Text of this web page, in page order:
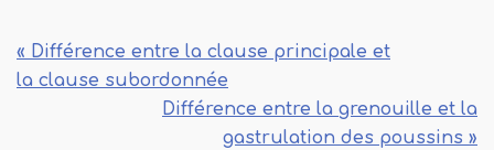
« Différence entre la clause principale et
la clause subordonnée
Différence entre la grenouille et la
gastrulation des poussins »